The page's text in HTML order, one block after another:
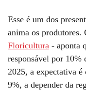
Esse é um dos
anima os produtores.
Floricultura - aponta
responsável por 10%
2025, a expectativa é
9%, a depender da